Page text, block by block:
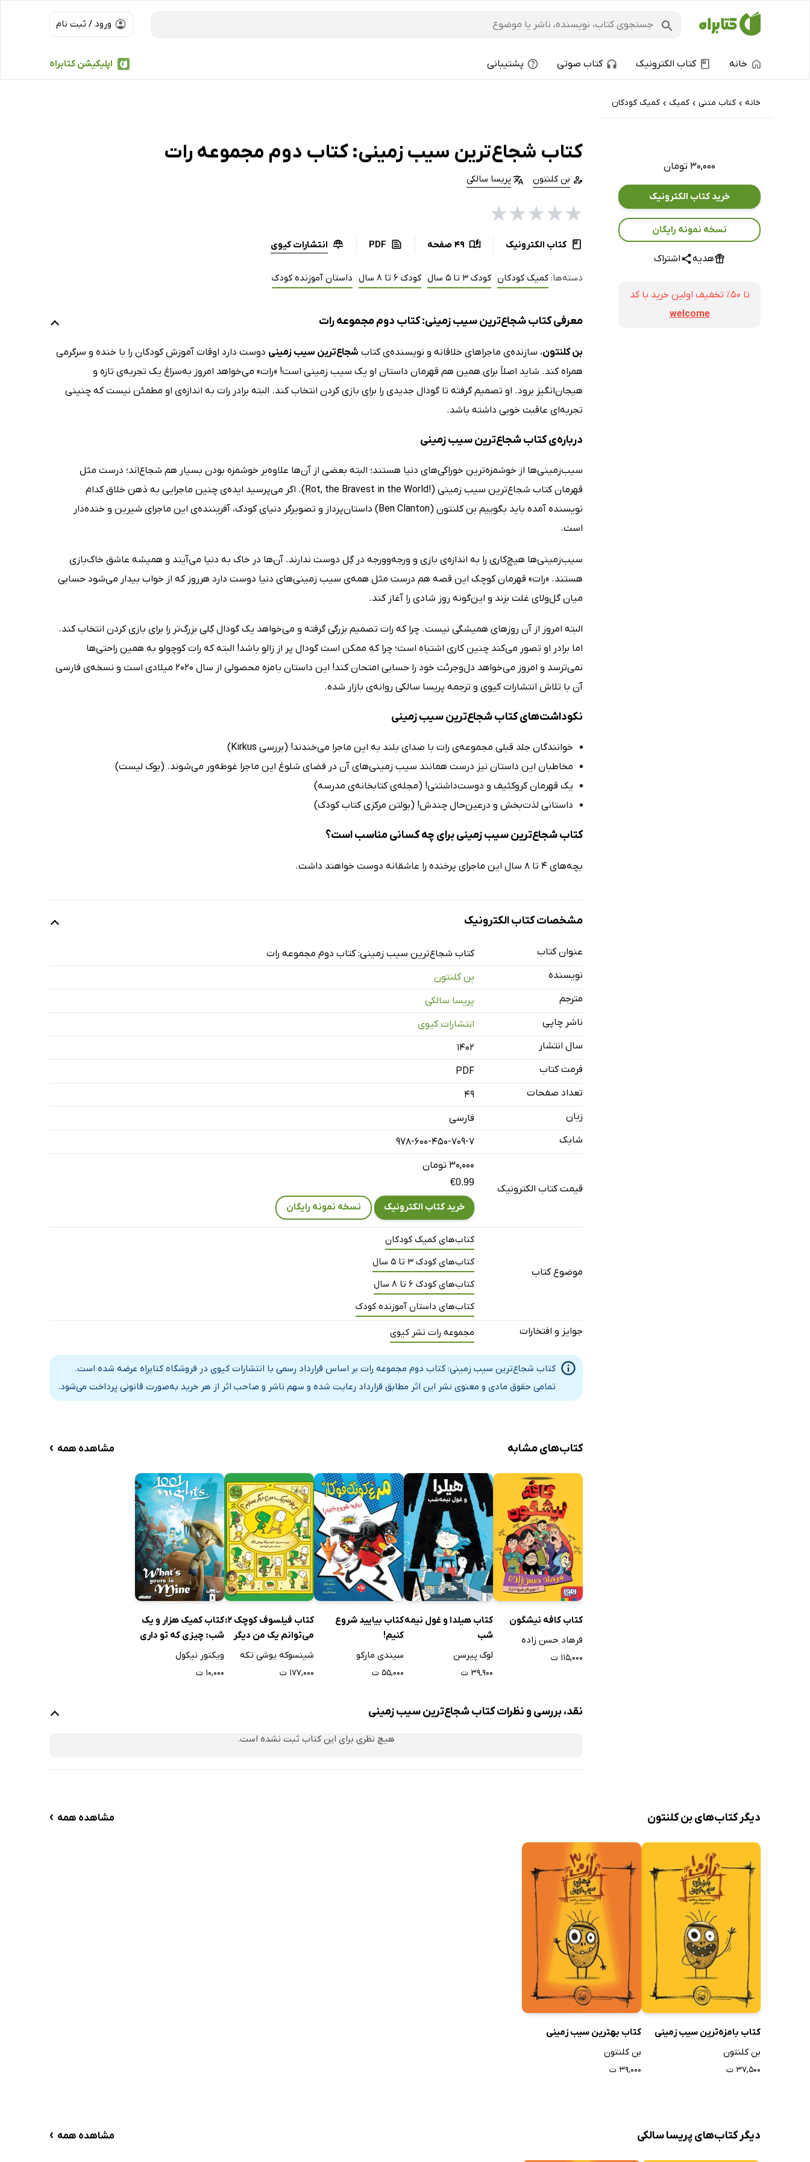
ورود / ثبت نام
اپلیکیشن کتابراه خانه کتاب الکترونیک کتاب صوتی پشتیبانی
خانه › کتاب‌ متنی › کمیک › کمیک کودکان
۳۰,۰۰۰ تومان
خرید کتاب الکترونیک
نسخه نمونه رایگان
هدیه اشتراک
تا ۵۰٪ تخفیف اولین خرید با کد
welcome
کتاب شجاع‌ترین سیب زمینی: کتاب دوم مجموعه رات
بن کلنتون پریسا سالکی
★
★
★
★
★
کتاب الکترونیک 49 صفحه PDF انتشارات کیوی
دسته‌ها: کمیک کودکان کودک 3 تا 5 سال کودک 6 تا 8 سال داستان آموزنده کودک
معرفی کتاب شجاع‌ترین سیب زمینی: کتاب دوم مجموعه رات
بن کلنتون، سازنده‌ی ماجراهای خلاقانه و نویسنده‌ی کتاب شجاع‌ترین سیب زمینی دوست دارد اوقات آموزش کودکان را با خنده و سرگرمی
همراه کند. شاید اصلاً برای همین هم قهرمان داستان او یک سیب زمینی است! «رات» می‌خواهد امروز به‌سراغ یک تجربه‌ی تازه و
هیجان‌انگیز برود. او تصمیم گرفته تا گودال جدیدی را برای بازی کردن انتخاب کند. البته برادر رات به اندازه‌ی او مطمئن نیست که چنینی
تجربه‌ای عاقبت خوبی داشته باشد.
درباره‌ی کتاب شجاع‌ترین سیب زمینی
سیب‌زمینی‌ها از خوشمزه‌ترین خوراکی‌های دنیا هستند؛ البته بعضی از آن‌ها علاوه‌بر خوشمزه بودن بسیار هم شجاع‌اند؛ درست مثل
قهرمان کتاب شجاع‌ترین سیب زمینی (!Rot, the Bravest in the World). اگر می‌پرسید ایده‌ی چنین ماجرایی به ذهن خلاق کدام
نویسنده‌ آمده باید بگوییم بن کلنتون (Ben Clanton) داستان‌پرداز و تصویرگر دنیای کودک، آفریننده‌ی این ماجرای شیرین و خنده‌دار
است.
سیب‌زمینی‌ها هیچ‌کاری را به اندازه‌ی بازی و ورجه‌وورجه در گِل دوست ندارند. آن‌ها در خاک به دنیا می‌آیند و همیشه عاشق خاک‌بازی
هستند. «رات» قهرمان کوچک این قصه هم درست مثل همه‌ی سیب زمینی‌های دنیا دوست دارد هرروز که از خواب بیدار می‌شود حسابی
میان گل‌و‌لای غلت بزند و این‌گونه روز شادی را آغاز کند.
البته امروز از آن روز‌های همیشگی نیست. چرا که رات تصمیم بزرگی گرفته و می‌خواهد یک گودال گِلی بزرگ‌تر را برای بازی کردن انتخاب کند.
اما برادر او تصور می‌کند چنین کاری اشتباه است؛ چرا که ممکن است گودال پر از زالو باشد! البته که رات کوچولو به همین راحتی‌ها
نمی‌ترسد و امروز می‌خواهد دل‌وجرئت خود را حسابی امتحان کند! این داستان بامزه محصولی از سال 2020 میلادی است و نسخه‌ی فارسی
آن با تلاش انتشارات کیوی و ترجمه پریسا سالکی روانه‌‎‌ی بازار شده.
نکوداشت‌های کتاب شجاع‌ترین سیب زمینی
خوانندگان جلد قبلی مجموعه‌ی رات با صدای بلند به این ماجرا می‌خندند! (بررسی Kirkus)
مخاطبان این داستان نیز درست همانند سیب زمینی‌های آن در فضای شلوغ این ماجرا غوطه‌ور می‌شوند. (بوک لیست)
یک قهرمان کروکثیف و دوست‌داشتنی! (مجله‌ی‌ کتابخانه‌ی‌ مدرسه)
داستانی لذت‌بخش و درعین‌حال چندش! (بولتن مرکزی کتاب کودک)
کتاب شجاع‌ترین سیب زمینی برای چه کسانی مناسب است؟
بچه‌های 4 تا 8 سال این ماجرای پرخنده را عاشقانه دوست خواهند داشت.
مشخصات کتاب الکترونیک
عنوان کتاب
کتاب شجاع‌ترین سیب زمینی: کتاب دوم مجموعه رات
نویسنده
بن کلنتون
مترجم
پریسا سالکی
ناشر چاپی
انتشارات کیوی
سال انتشار
۱۴۰۲
فرمت کتاب
PDF
تعداد صفحات
49
زبان
فارسی
شابک
978-600-450-709-7
قیمت کتاب الکترونیک
۳۰,۰۰۰ تومان
€0.99
خرید کتاب الکترونیک نسخه نمونه رایگان
موضوع کتاب
کتاب‌های کمیک کودکان
کتاب‌های کودک 3 تا 5 سال
کتاب‌های کودک 6 تا 8 سال
کتاب‌های داستان آموزنده کودک
جوایز و افتخارات مجموعه رات نشر کیوی
کتاب شجاع‌ترین سیب زمینی: کتاب دوم مجموعه رات بر اساس قرارداد رسمی با انتشارات کیوی در فروشگاه کتابراه عرضه شده است.
تمامی حقوق مادی و معنوی نشر این اثر مطابق قرارداد رعایت شده و سهم ناشر و صاحب اثر از هر خرید به‌صورت قانونی پرداخت می‌شود.
کتاب‌های مشابه مشاهده همه ›
کتاب کافه نیشگون
فرهاد حسن زاده
۱۱۵,۰۰۰ ت
کتاب هیلدا و غول نیمه
شب
لوک پیرسن
۳۹,۹۰۰ ت
کتاب بیایید شروع
کنیم!
سیندی مارکو
۵۵,۰۰۰ ت
کتاب فیلسوف کوچک 2:
می‌توانم یک من دیگر
بسازم؟
شینسوکه یوشی تکه
۱۷۷,۰۰۰ ت
کتاب کمیک هزار و یک
شب: چیزی که تو داری
ماله منه!
ویکتور نیکول
۱۰,۰۰۰ ت
نقد، بررسی و نظرات کتاب شجاع‌ترین سیب زمینی
هیچ نظری برای این کتاب ثبت نشده است.
دیگر کتاب‌های بن کلنتون مشاهده همه ›
کتاب بامزه‌ترین سیب زمینی
بن کلنتون
۳۷,۵۰۰ ت
کتاب بهترین سیب زمینی
بن کلنتون
۳۹,۰۰۰ ت
دیگر کتاب‌های پریسا سالکی مشاهده همه ›